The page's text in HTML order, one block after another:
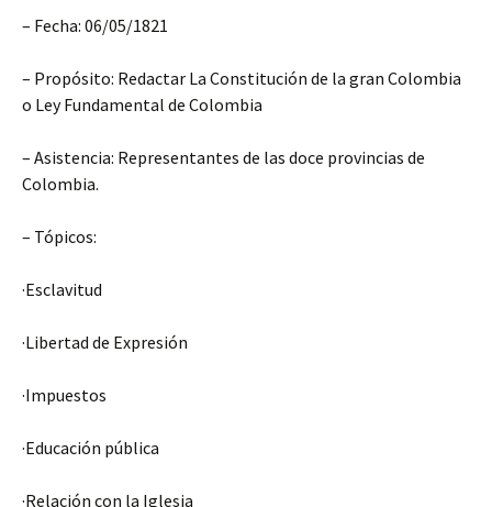
– Fecha: 06/05/1821
– Propósito: Redactar La Constitución de la gran Colombia
o Ley Fundamental de Colombia
– Asistencia: Representantes de las doce provincias de
Colombia.
– Tópicos:
·Esclavitud
·Libertad de Expresión
·Impuestos
·Educación pública
·Relación con la Iglesia